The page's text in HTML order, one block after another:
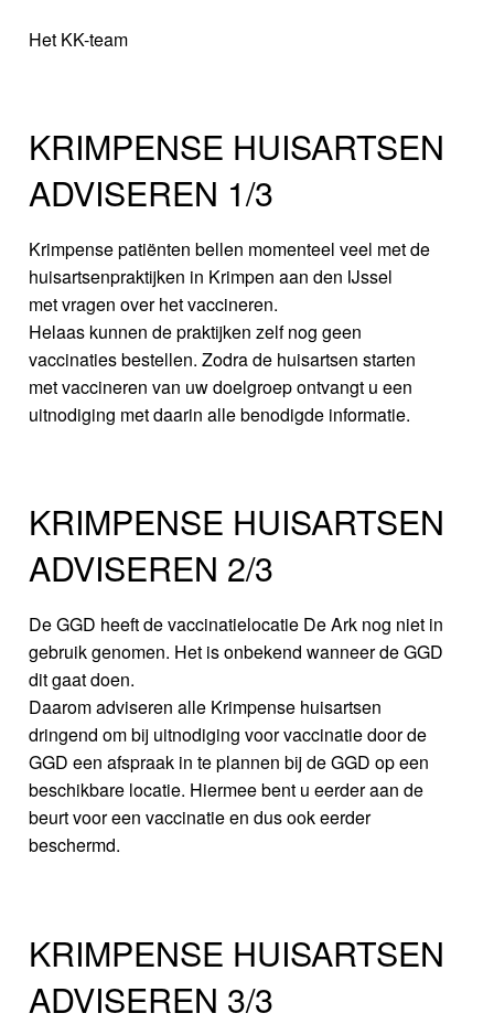
Het KK-team
KRIMPENSE HUISARTSEN
ADVISEREN 1/3
Krimpense patiënten bellen momenteel veel met de
huisartsenpraktijken in Krimpen aan den IJssel
met vragen over het vaccineren.
Helaas kunnen de praktijken zelf nog geen
vaccinaties bestellen. Zodra de huisartsen starten
met vaccineren van uw doelgroep ontvangt u een
uitnodiging met daarin alle benodigde informatie.
KRIMPENSE HUISARTSEN
ADVISEREN 2/3
De GGD heeft de vaccinatielocatie De Ark nog niet in
gebruik genomen. Het is onbekend wanneer de GGD
dit gaat doen.
Daarom adviseren alle Krimpense huisartsen
dringend om bij uitnodiging voor vaccinatie door de
GGD een afspraak in te plannen bij de GGD op een
beschikbare locatie. Hiermee bent u eerder aan de
beurt voor een vaccinatie en dus ook eerder
beschermd.
KRIMPENSE HUISARTSEN
ADVISEREN 3/3